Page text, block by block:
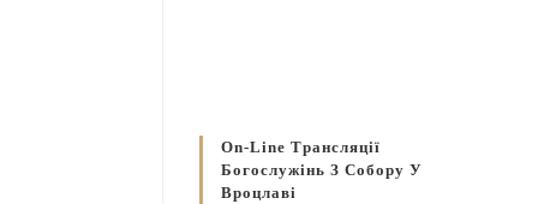
On-Line Трансляції
Богослужінь З Собору У
Вроцлаві